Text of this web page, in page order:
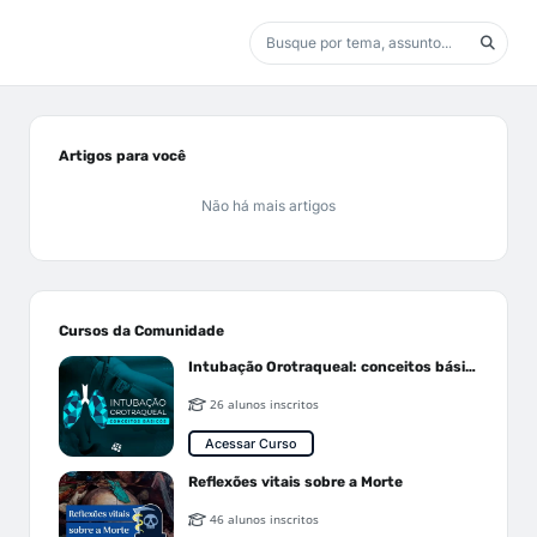
Artigos para você
Não há mais artigos
Cursos da Comunidade
Intubação Orotraqueal: conceitos básicos
26 alunos inscritos
Acessar Curso
Reflexões vitais sobre a Morte
46 alunos inscritos